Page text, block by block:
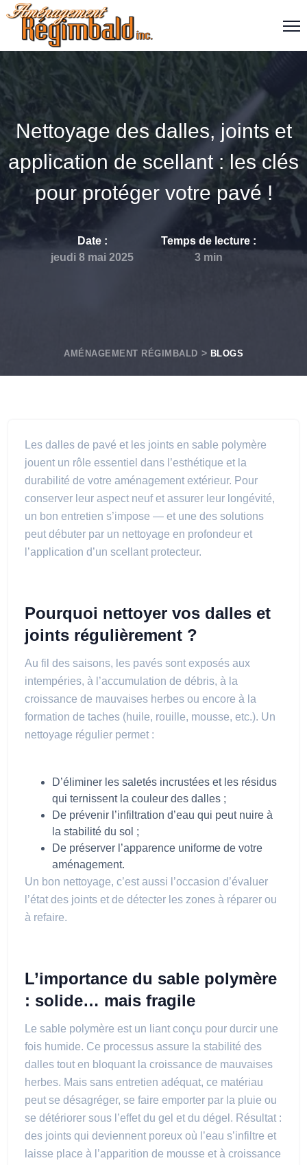
Nettoyage des dalles, joints et
application de scellant : les clés
pour protéger votre pavé !
Date :
jeudi 8 mai 2025
Temps de lecture :
3 min
AMÉNAGEMENT RÉGIMBALD BLOGS
Les dalles de pavé et les joints en sable polymère
jouent un rôle essentiel dans l’esthétique et la
durabilité de votre aménagement extérieur. Pour
conserver leur aspect neuf et assurer leur longévité,
un bon entretien s’impose — et une des solutions
peut débuter par un nettoyage en profondeur et
l’application d’un scellant protecteur.
Pourquoi nettoyer vos dalles et
joints régulièrement ?
Au fil des saisons, les pavés sont exposés aux
intempéries, à l’accumulation de débris, à la
croissance de mauvaises herbes ou encore à la
formation de taches (huile, rouille, mousse, etc.). Un
nettoyage régulier permet :
D’éliminer les saletés incrustées et les résidus
qui ternissent la couleur des dalles ;
De prévenir l’infiltration d’eau qui peut nuire à
la stabilité du sol ;
De préserver l’apparence uniforme de votre
aménagement.
Un bon nettoyage, c’est aussi l’occasion d’évaluer
l’état des joints et de détecter les zones à réparer ou
à refaire.
L’importance du sable polymère
: solide… mais fragile
Le sable polymère est un liant conçu pour durcir une
fois humide. Ce processus assure la stabilité des
dalles tout en bloquant la croissance de mauvaises
herbes. Mais sans entretien adéquat, ce matériau
peut se désagréger, se faire emporter par la pluie ou
se détériorer sous l’effet du gel et du dégel. Résultat :
des joints qui deviennent poreux où l’eau s’infiltre et
laisse place à l’apparition de mousse et à croissance